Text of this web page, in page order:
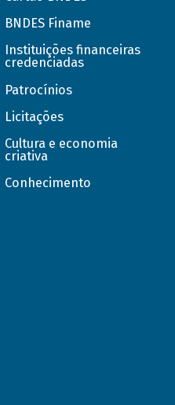
BNDES Finame
Instituições financeiras
credenciadas
Patrocínios
Licitações
Cultura e economia
criativa
Conhecimento